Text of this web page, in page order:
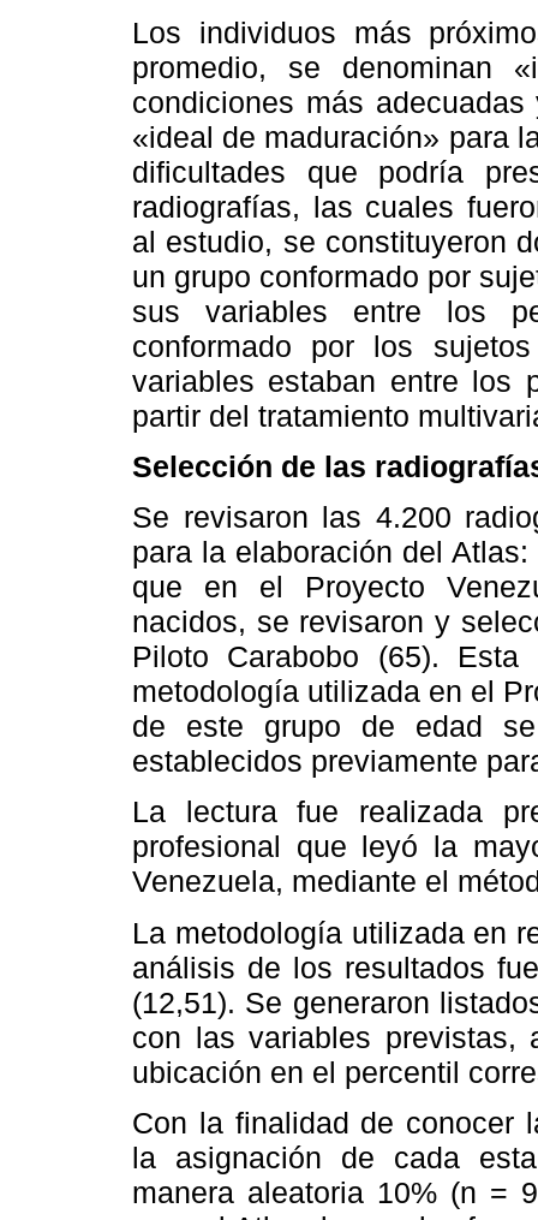
Los individuos más
promedio, se denominan
condiciones más
«ideal de maduración» para
dificultades que podría
radiografías, las cuales
al estudio, se constituyeron
un grupo conformado por
sus variables entre los
conformado por los
variables estaban entre los
partir del tratamiento
Selección de las
Se revisaron las 4.200
para la elaboración del
que en el Proyecto
nacidos, se revisaron y
Piloto Carabobo (65).
metodología utilizada en el
de este grupo de edad
establecidos previamente
La lectura fue realizada
profesional que leyó la
Venezuela, mediante el
La metodología utilizada en
análisis de los resultados
(12,51). Se generaron
con las variables previstas,
ubicación en el percentil
Con la finalidad de conocer
la asignación de cada
manera aleatoria 10% (n =